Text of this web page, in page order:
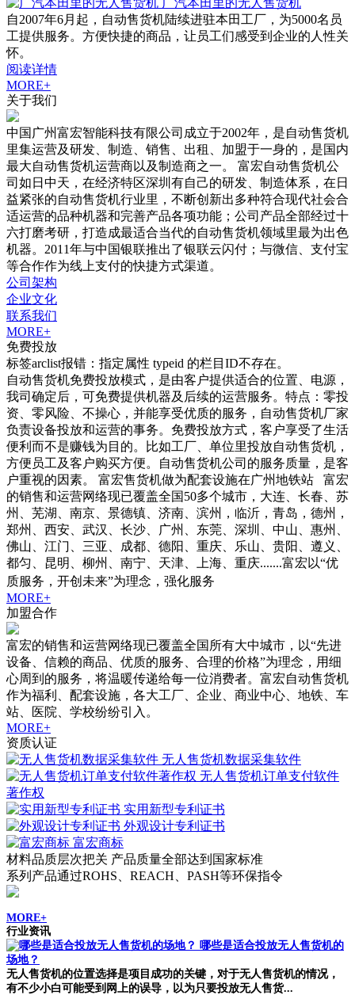
广汽本田里的无人售货机
自2007年6月起，自动售货机陆续进驻本田工厂，为5000名员
工提供服务。方便快捷的商品，让员工们感受到企业的人性关
怀。
阅读详情
MORE+
关于我们
中国广州富宏智能科技有限公司成立于2002年，是自动售货机
里集运营及研发、制造、销售、出租、加盟于一身的，是国内
最大自动售货机运营商以及制造商之一。 富宏自动售货机公
司如日中天，在经济特区深圳有自己的研发、制造体系，在日
益紧张的自动售货机行业里，不断创新出多种符合现代社会合
适运营的品种机器和完善产品各项功能；公司产品全部经过十
六打磨考研，打造成最适合当代的自动售货机领域里最为出色
机器。2011年与中国银联推出了银联云闪付；与微信、支付宝
等合作作为线上支付的快捷方式渠道。
公司架构
企业文化
联系我们
MORE+
免费投放
标签arclist报错：指定属性 typeid 的栏目ID不存在。
自动售货机免费投放模式，是由客户提供适合的位置、电源，
我司确定后，可免费提供机器及后续的运营服务。特点：零投
资、零风险、不操心，并能享受优质的服务，自动售货机厂家
负责设备投放和运营的事务。免费投放方式，客户享受了生活
便利而不是赚钱为目的。比如工厂、单位里投放自动售货机，
方便员工及客户购买方便。自动售货机公司的服务质量，是客
户重视的因素。 富宏售货机做为配套设施在广州地铁站 富宏
的销售和运营网络现已覆盖全国50多个城市，大连、长春、苏
州、芜湖、南京、景德镇、济南、滨州，临沂，青岛，德州，
郑州、西安、武汉、长沙、广州、东莞、深圳、中山、惠州、
佛山、江门、三亚、成都、德阳、重庆、乐山、贵阳、遵义、
都匀、昆明、柳州、南宁、天津、上海、重庆.......富宏以“优
质服务，开创未来”为理念，强化服务
MORE+
加盟合作
富宏的销售和运营网络现已覆盖全国所有大中城市，以“先进
设备、信赖的商品、优质的服务、合理的价格”为理念，用细
心周到的服务，将温暖传递给每一位消费者。富宏自动售货机
作为福利、配套设施，各大工厂、企业、商业中心、地铁、车
站、医院、学校纷纷引入。
MORE+
资质认证
无人售货机数据采集软件
无人售货机订单支付软件
著作权
实用新型专利证书
外观设计专利证书
富宏商标
材料品质层次把关 产品质量全部达到国家标准
系列产品通过ROHS、REACH、PASH等环保指令
MORE+
行业资讯
哪些是适合投放无人售货机的
场地？
无人售货机的位置选择是项目成功的关键，对于无人售货机的情况，
有不少小白可能受到网上的误导，以为只要投放无人售货...